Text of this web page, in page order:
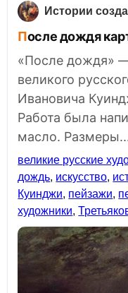
Истории
После дождя
«После дождя»
великого
Ивановича
Работа была
масло.
великие русские
дождь, искусство,
Куинджи, пейзажи,
художники,